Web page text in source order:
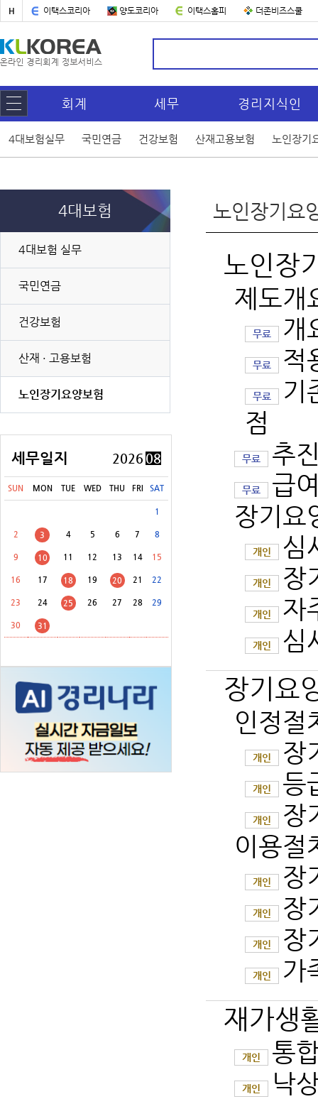
H 이택스코리아 양도코리아 이택스홈피 더존비즈스쿨
회계 세무 경리지식인
4대보험실무 국민연금 건강보험 산재고용보험 노인장기
4대보험
4대보험 실무
국민연금
건강보험
산재 · 고용보험
노인장기요양보험
세무일지 2026 08
SUN MON TUE WED THU FRI SAT
1
2 3 4 5 6 7 8
9 10 11 12 13 14 15
16 17 18 19 20 21 22
23 24 25 26 27 28 29
30 31
[8월 31일(월)]교통·에너지·환경세(교육세 포함) 신고납부
[8월 31일(월)] 교육세(금융·보험업자) 중간예납
노인장기요
노인장
제도개
무료 개
무료 적
무료
기
점
무료 추
무료
급
장기요
개인 심
개인 장
개인 자
개인 심
장기요
인정절
개인 장
개인 등
개인
장
이용절
개인 장
개인 장
개인 장
개인 가
재가생
개인 통
개인 낙